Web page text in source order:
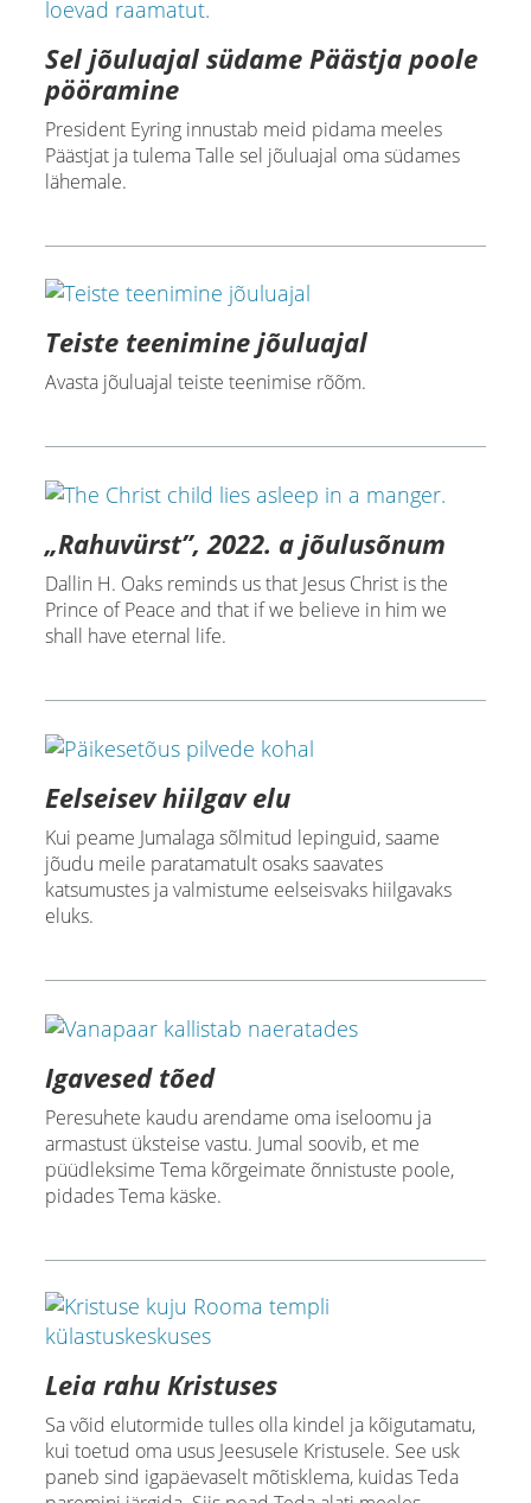
Sel jõuluajal südame Päästja poole
pööramine
President Eyring innustab meid pidama meeles
Päästjat ja tulema Talle sel jõuluajal oma südames
lähemale.
Teiste teenimine jõuluajal
Avasta jõuluajal teiste teenimise rõõm.
„Rahuvürst”, 2022. a jõulusõnum
Dallin H. Oaks reminds us that Jesus Christ is the
Prince of Peace and that if we believe in him we
shall have eternal life.
Eelseisev hiilgav elu
Kui peame Jumalaga sõlmitud lepinguid, saame
jõudu meile paratamatult osaks saavates
katsumustes ja valmistume eelseisvaks hiilgavaks
eluks.
Igavesed tõed
Peresuhete kaudu arendame oma iseloomu ja
armastust üksteise vastu. Jumal soovib, et me
püüdleksime Tema kõrgeimate õnnistuste poole,
pidades Tema käske.
Leia rahu Kristuses
Sa võid elutormide tulles olla kindel ja kõigutamatu,
kui toetud oma usus Jeesusele Kristusele. See usk
paneb sind igapäevaselt mõtisklema, kuidas Teda